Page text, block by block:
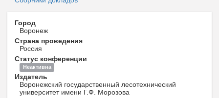
Город
Воронеж
Страна проведения
Россия
Статус конференции
Неактивна
Издатель
Воронежский государственный лесотехнический
университет имени Г.Ф. Морозова